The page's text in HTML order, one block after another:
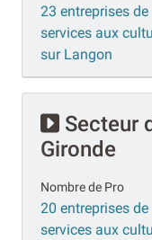
23 entreprises de
services aux
sur Langon
Secteur
Gironde
Nombre de Pro
20 entreprises de
services aux